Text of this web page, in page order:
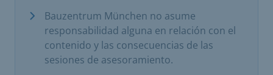
Bauzentrum München no asume
responsabilidad alguna en relación con el
contenido y las consecuencias de las
sesiones de asesoramiento.